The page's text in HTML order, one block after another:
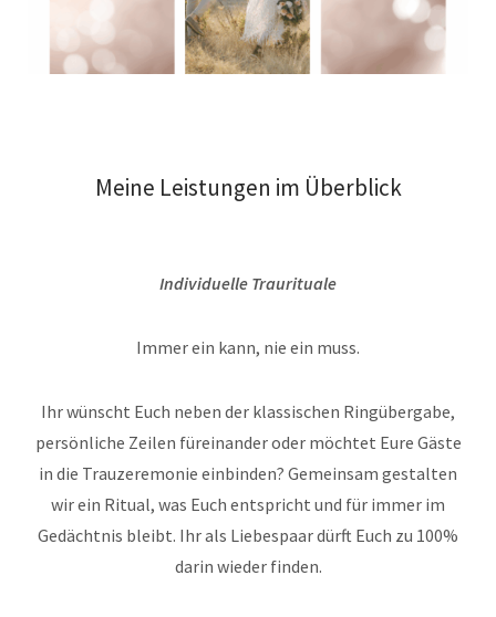
Meine Leistungen im Überblick
Individuelle Traurituale
Immer ein kann, nie ein muss.
Ihr wünscht Euch neben der klassischen Ringübergabe,
persönliche Zeilen füreinander oder möchtet Eure Gäste
in die Trauzeremonie einbinden? Gemeinsam gestalten
wir ein Ritual, was Euch entspricht und für immer im
Gedächtnis bleibt. Ihr als Liebespaar dürft Euch zu 100%
darin wieder finden.